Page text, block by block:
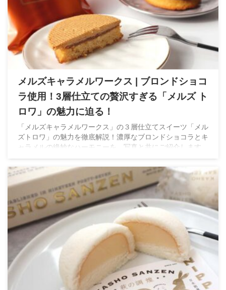
メルズキャラメルワークス | ブロンドショコ
ラ使用！3層仕立ての贅沢すぎる「メルズ ト
ロワ」の魅力に迫る！
「メルズキャラメルワークス」の３層仕立てスイーツ「メル
ズトロワ」の魅力を徹底解説！濃厚なブロンドショコラとキ
ャラメルの絶妙なハーモニーを、写真と共にご紹介します。